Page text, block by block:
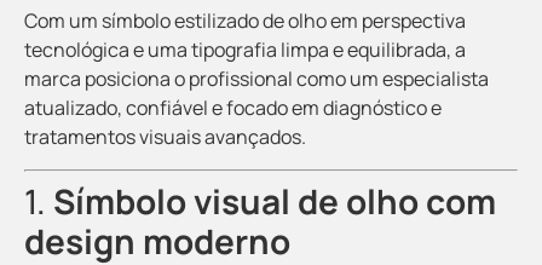
Com um símbolo estilizado de olho em perspectiva
tecnológica e uma tipografia limpa e equilibrada, a
marca posiciona o profissional como um especialista
atualizado, confiável e focado em diagnóstico e
tratamentos visuais avançados.
1. Símbolo visual de olho com
design moderno